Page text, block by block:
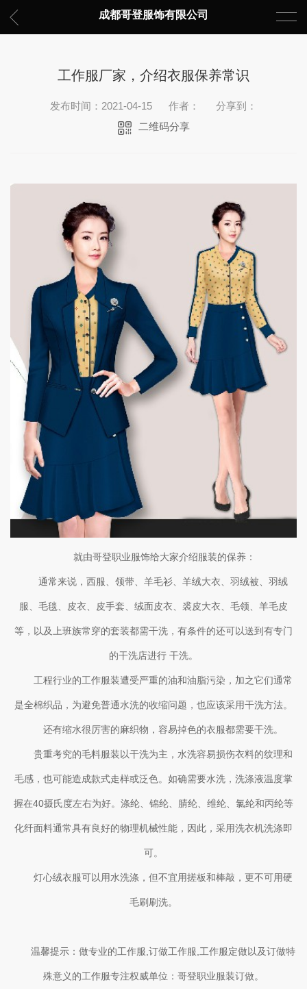
成都哥登服饰有限公司
工作服厂家，介绍衣服保养常识
发布时间：2021-04-15 作者：
分享到：
二维码分享
就由哥登职业服饰给大家介绍服装的保养：
通常来说，西服、领带、羊毛衫、羊绒大衣、羽绒被、羽绒
服、毛毯、皮衣、皮手套、绒面皮衣、裘皮大衣、毛领、羊毛皮
等，以及上班族常穿的套装都需干洗，有条件的还可以送到有专门
的干洗店进行 干洗。
工程行业的工作服装遭受严重的油和油脂污染，加之它们通常
是全棉织品，为避免普通水洗的收缩问题，也应该采用干洗方法。
还有缩水很厉害的麻织物，容易掉色的衣服都需要干洗。
贵重考究的毛料服装以干洗为主，水洗容易损伤衣料的纹理和
毛感，也可能造成款式走样或泛色。如确需要水洗，洗涤液温度掌
握在40摄氏度左右为好。涤纶、锦纶、腈纶、维纶、氯纶和丙纶等
化纤面料通常具有良好的物理机械性能，因此，采用洗衣机洗涤即
可。
灯心绒衣服可以用水洗涤，但不宜用搓板和棒敲，更不可用硬
毛刷刷洗。
温馨提示：做专业的工作服,订做工作服,工作服定做以及订做特
殊意义的工作服专注权威单位：哥登职业服装订做。